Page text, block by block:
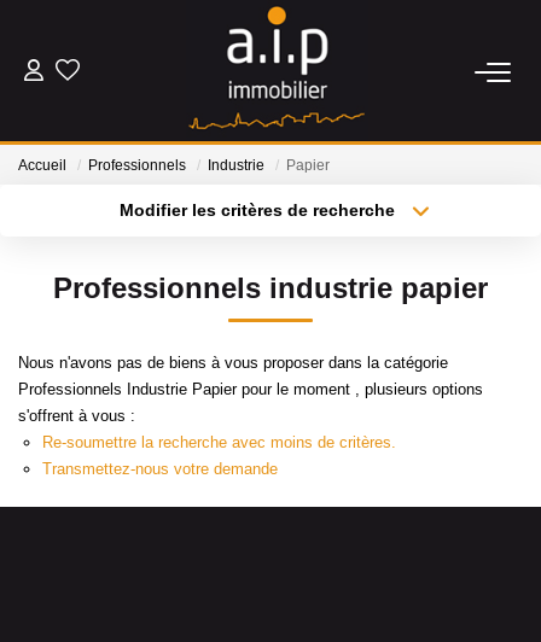
ACHETER
Qui Sommes Nous
Nos Actualités
Accueil Professionnels Industrie Papier
Modifier les critères de recherche
Type de bien
Budget max Plus de critères
Professionnels industrie papier
Nous n'avons pas de biens à vous proposer dans la catégorie
Professionnels Industrie Papier pour le moment , plusieurs options
s'offrent à vous :
Re-soumettre la recherche avec moins de critères.
Transmettez-nous votre demande